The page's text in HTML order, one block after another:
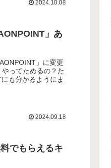
2024.10.08
」あ
」に変更
ってためるの？た
も分かるようにま
2024.09.18
でもらえるキ